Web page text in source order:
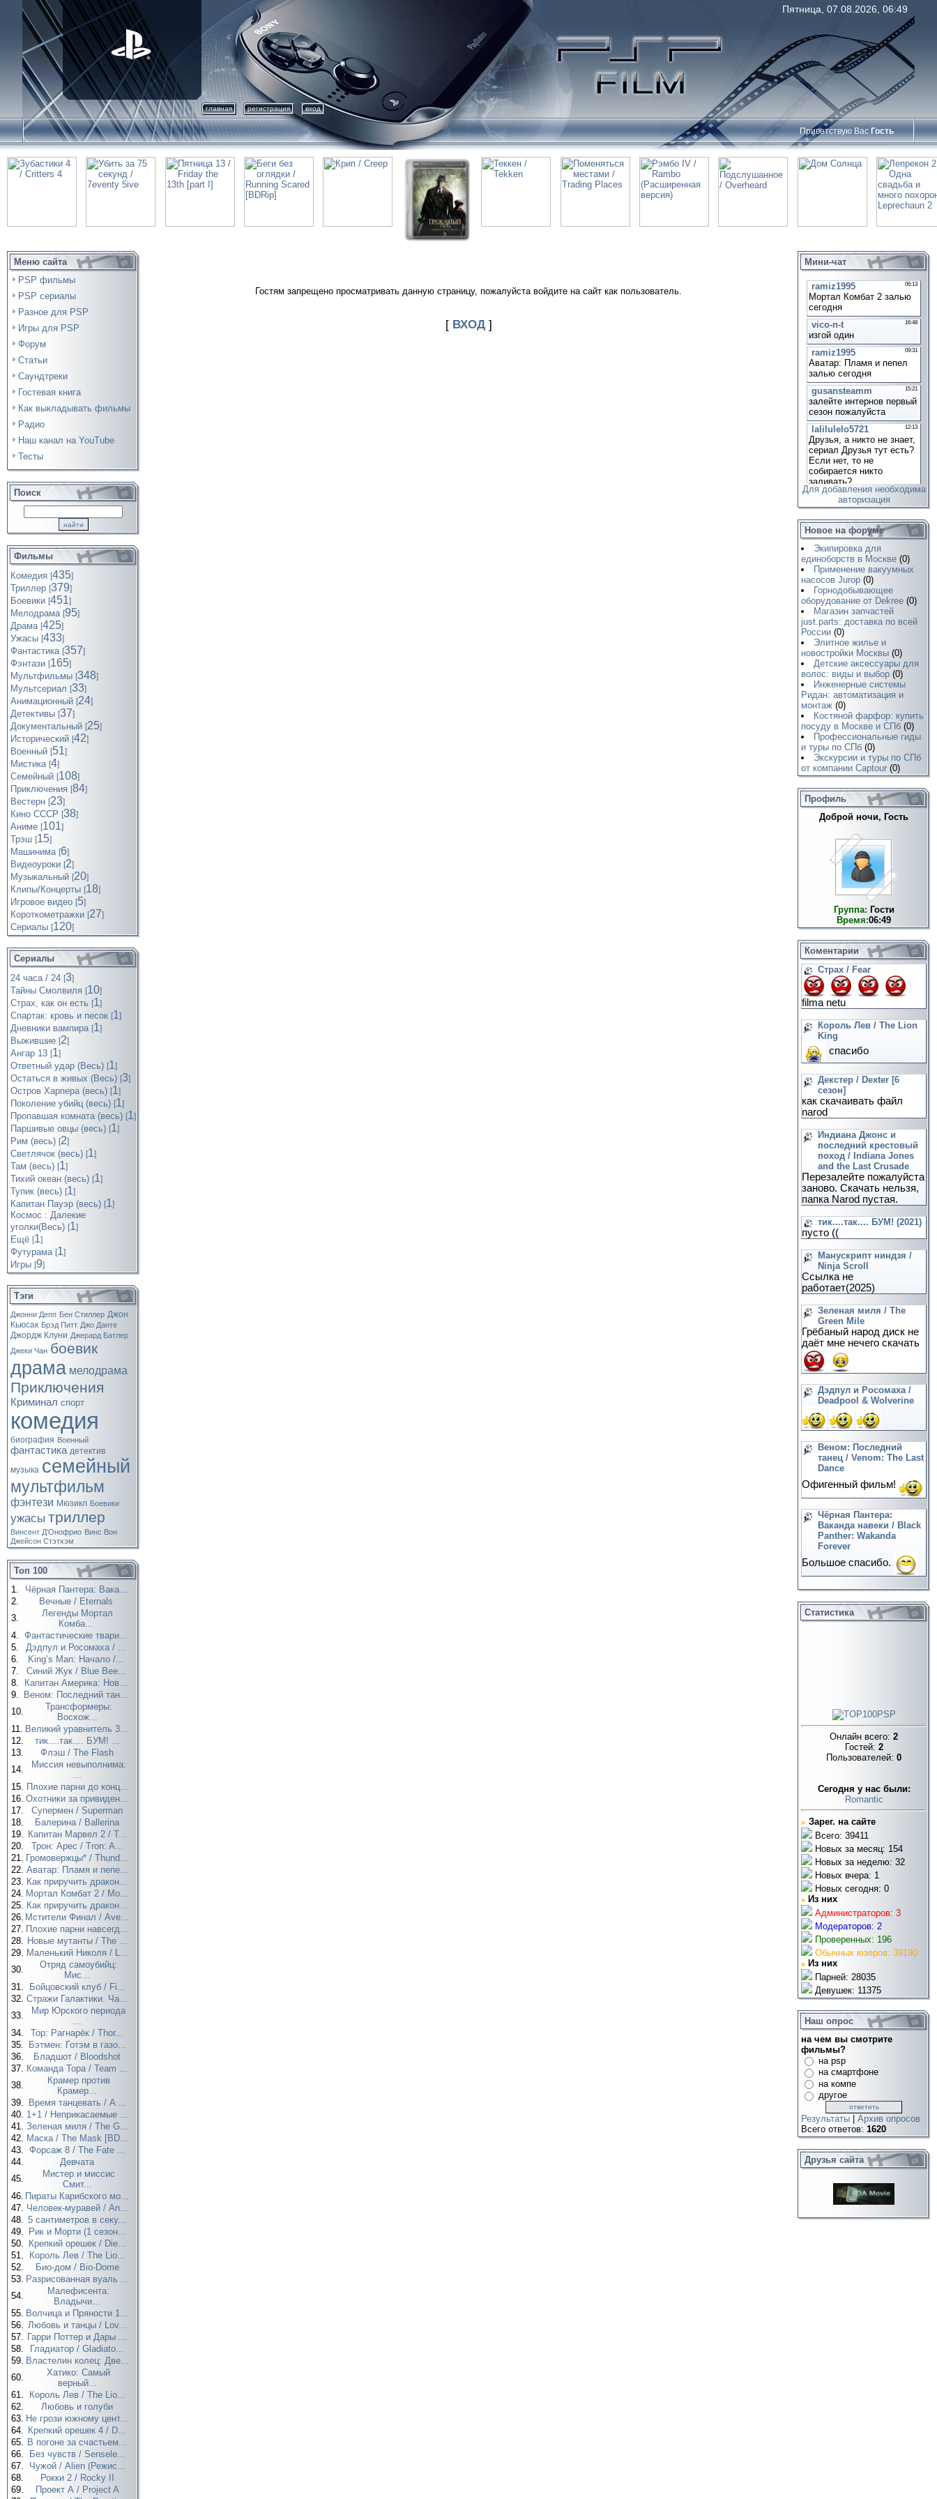
Пятница, 07.08.2026, 06:49
главная регистрация вход
Приветствую Вас Гость
Меню сайта
PSP фильмы
PSP сериалы
Разное для PSP
Игры для PSP
Форум
Статьи
Саундтреки
Гостевая книга
Как выкладывать фильмы
Радио
Наш канал на YouTube
Тесты
Поиск
Фильмы
Комедия [435]
Триллер [379]
Боевики [451]
Мелодрама [95]
Драма [425]
Ужасы [433]
Фантастика [357]
Фэнтази [165]
Мультфильмы [348]
Мультсериал [33]
Анимационный [24]
Детективы [37]
Документальный [25]
Исторический [42]
Военный [51]
Мистика [4]
Семейный [108]
Приключения [84]
Вестерн [23]
Кино СССР [38]
Аниме [101]
Трэш [15]
Машинима [6]
Видеоуроки [2]
Музыкальный [20]
Клипы/Концерты [18]
Игровое видео [5]
Короткометражки [27]
Cериалы [120]
Сериалы
24 часа / 24 [3]
Тайны Смолвиля [10]
Страх, как он есть [1]
Спартак: кровь и песок [1]
Дневники вампира [1]
Выжившие [2]
Ангар 13 [1]
Ответный удар (Весь) [1]
Остаться в живых (Весь) [3]
Остров Харпера (весь) [1]
Поколение убийц (весь) [1]
Пропавшая комната (весь) [1]
Паршивые овцы (весь) [1]
Рим (весь) [2]
Светлячок (весь) [1]
Там (весь) [1]
Тихий океан (весь) [1]
Тупик (весь) [1]
Капитан Пауэр (весь) [1]
Космос : Далекие
уголки(Весь) [1]
Ещё [1]
Футурама [1]
Игры [9]
Тэги
Джонни Депп Бен Стиллер Джон
Кьюсак Брэд Питт Джо Данте
Джордж Клуни Джерард Батлер
Джеки Чан боевик
драма мелодрама
Приключения
Криминал спорт
комедия
биография Военный
фантастика детектив
музыка семейный
мультфильм
фэнтези Мюзикл Боевики
ужасы триллер
Винсент Д’Онофрио Винс Вон
Джейсон Стэтхэм
Топ 100
1.
Чёрная Пантера: Вака...
2.
Вечные / Eternals
3.
Легенды Мортал
Комба...
4. Фантастические твари...
5.
Дэдпул и Росомаха / ...
6.
King’s Man: Начало /...
7.
Синий Жук / Blue Bee...
8.
Капитан Америка: Нов...
9.
Веном: Последний тан...
10.
Трансформеры:
Восхож...
11. Великий уравнитель 3...
12.
тик....так.... БУМ! ...
13.
Флэш / The Flash
14.
Миссия невыполнима:
...
15. Плохие парни до конц...
16. Охотники за привиден...
17.
Супермен / Superman
18.
Балерина / Ballerina
19. Капитан Марвел 2 / T...
20.
Трон: Арес / Tron: A...
21. Громовержцы* / Thund...
22. Аватар: Пламя и пепе...
23. Как приручить дракон...
24. Мортал Комбат 2 / Mo...
25. Как приручить дракон...
26. Мстители Финал / Ave...
27. Плохие парни навсегд...
28. Новые мутанты / The ...
29. Маленький Николя / L...
30.
Отряд самоубийц:
Мис...
31.
Бойцовский клуб / Fi...
32. Стражи Галактики. Ча...
33.
Мир Юрского периода
...
34.
Тор: Рагнарёк / Thor...
35.
Бэтмен: Готэм в газо...
36.
Бладшот / Bloodshot
37. Команда Тора / Team ...
38.
Крамер против
Крамер...
39.
Время танцевать / A ...
40. 1+1 / Неприкасаемые ...
41. Зеленая миля / The G...
42. Маска / The Mask [BD...
43. Форсаж 8 / The Fate ...
44.
Девчата
45.
Мистер и миссис
Смит...
46. Пираты Карибского мо...
47. Человек-муравей / An...
48. 5 сантиметров в секу...
49.
Рик и Морти (1 сезон...
50.
Крепкий орешек / Die...
51.
Король Лев / The Lio...
52.
Био-дом / Bio-Dome
53. Разрисованная вуаль ...
54.
Малефисента:
Владычи...
55. Волчица и Пряности 1...
56. Любовь и танцы / Lov...
57. Гарри Поттер и Дары ...
58.
Гладиатор / Gladiato...
59. Властелин колец: Две...
60.
Хатико: Самый
верный...
61.
Король Лев / The Lio...
62.
Любовь и голуби
63. Не грози южному цент...
64. Крепкий орешек 4 / D...
65. В погоне за счастьем...
66.
Без чувств / Sensele...
67.
Чужой / Alien (Режис...
68.
Рокки 2 / Rocky II
69.
Проект А / Project A
Гостям запрещено просматривать данную страницу, пожалуйста войдите на сайт как пользователь.
[ ВХОД]
Мини-чат
Для добавления необходима
авторизация
Новое на форуме
Экипировка для
единоборств в Москве (0)
Применение вакуумных
насосов Jurop (0)
Горнодобывающее
оборудование от Dekree (0)
Магазин запчастей
just.parts: доставка по всей
России (0)
Элитное жилье и
новостройки Москвы (0)
Детские аксессуары для
волос: виды и выбор (0)
Инженерные системы
Ридан: автоматизация и
монтаж (0)
Костяной фарфор: купить
посуду в Москве и СПб (0)
Профессиональные гиды
и туры по СПб (0)
Экскурсии и туры по СПб
от компании Captour (0)
Профиль
Доброй ночи, Гость
Группа: Гости
Время:06:49
Коментарии
Страх / Fear
filma netu
Король Лев / The Lion
King
спасибо
Декстер / Dexter [6
сезон]
как скачаивать файл
narod
Индиана Джонс и
последний крестовый
поход / Indiana Jones
and the Last Crusade
Перезалейте пожалуйста
заново. Скачать нельзя,
папка Narod пустая.
тик....так.... БУМ! (2021)
пусто ((
Манускрипт ниндзя /
Ninja Scroll
Ссылка не
работает(2025)
Зеленая миля / The
Green Mile
Грёбаный народ диск не
даёт мне нечего скачать
Дэдпул и Росомаха /
Deadpool & Wolverine
Веном: Последний
танец / Venom: The Last
Dance
Офигенный фильм!
Чёрная Пантера:
Ваканда навеки / Black
Panther: Wakanda
Forever
Большое спасибо.
Статистика
Онлайн всего: 2
Гостей: 2
Пользователей: 0
Cегодня у нас были:
Romantic
» Зарег. на сайте
Всего: 39411
Новых за месяц: 154
Новых за неделю: 32
Новых вчера: 1
Новых сегодня: 0
» Из них
Администраторов: 3
Модераторов: 2
Проверенных: 196
Обычных юзеров: 39190
» Из них
Парней: 28035
Девушек: 11375
Наш опрос
на чем вы смотрите
фильмы?
на psp
на смартфоне
на компе
другое
Результаты
Архив опросов
Всего ответов: 1620
Друзья сайта